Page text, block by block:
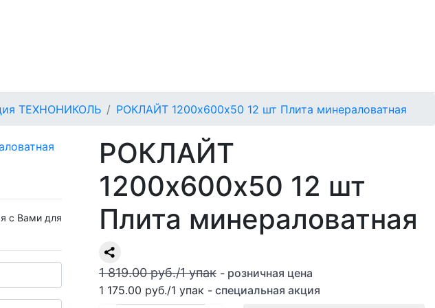
ТЕХНОНИКОЛЬ РОКЛАЙТ 1200х600х50 12 шт Плита минераловатная
с Вами для
РОКЛАЙТ
1200х600х50 12 шт
Плита минераловатная
1 819.00 руб./1упак - розничная цена
1 175.00 руб./1 упак - специальная акция